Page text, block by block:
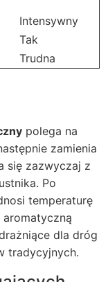
Intensywny
Tak
Trudna
polega na
zamienia
się zazwyczaj z
Po
temperaturę
dla dróg
tradycyjnych.